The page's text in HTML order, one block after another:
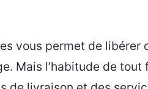
vous permet de libérer
Mais l’habitude de